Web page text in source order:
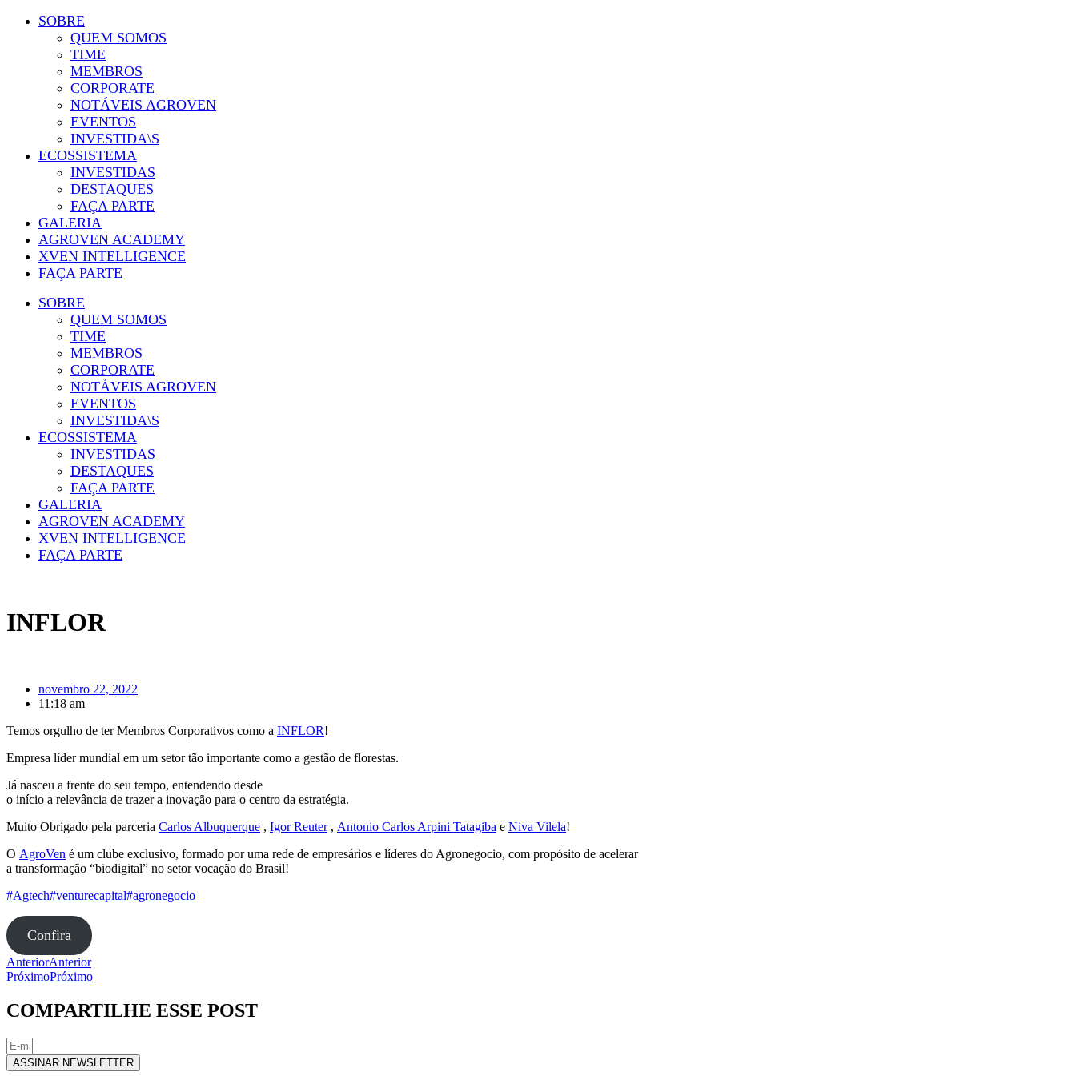
SOBRE
QUEM SOMOS
TIME
MEMBROS
CORPORATE
NOTÁVEIS AGROVEN
EVENTOS
INVESTIDA\S
ECOSSISTEMA
INVESTIDAS
DESTAQUES
FAÇA PARTE
GALERIA
AGROVEN ACADEMY
XVEN INTELLIGENCE
FAÇA PARTE
SOBRE
QUEM SOMOS
TIME
MEMBROS
CORPORATE
NOTÁVEIS AGROVEN
EVENTOS
INVESTIDA\S
ECOSSISTEMA
INVESTIDAS
DESTAQUES
FAÇA PARTE
GALERIA
AGROVEN ACADEMY
XVEN INTELLIGENCE
FAÇA PARTE
INFLOR
novembro 22, 2022
11:18 am
Temos orgulho de ter Membros Corporativos como a INFLOR!
Empresa líder mundial em um setor tão importante como a gestão de florestas.
Já nasceu a frente do seu tempo, entendendo desde
o início a relevância de trazer a inovação para o centro da estratégia.
Muito Obrigado pela parceria Carlos Albuquerque , Igor Reuter, Antonio Carlos Arpini Tatagiba e Niva Vilela!
O AgroVen é um clube exclusivo, formado por uma rede de empresários e líderes do Agronegocio, com propósito de acelerar
a transformação “biodigital” no setor vocação do Brasil!
#Agtech#venturecapital#agronegocio
Confira
AnteriorAnterior
PróximoPróximo
COMPARTILHE ESSE POST
ASSINAR NEWSLETTER